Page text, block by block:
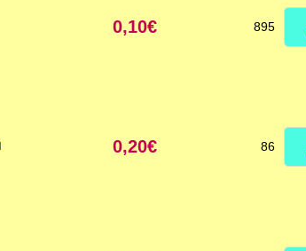
0,10€ 895
0,20€ 86